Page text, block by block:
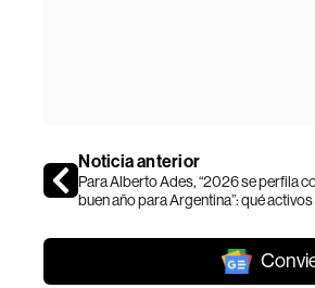
Noticia anterior
Para Alberto Ades, “2026 se perfila
buen año para Argentina”: qué